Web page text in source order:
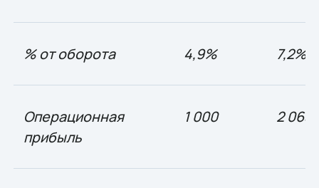
% от оборота 4,9% 7,2%
Операционная
прибыль
1 000 2 063